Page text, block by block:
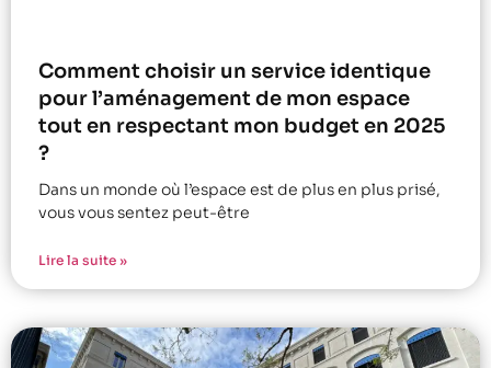
Comment choisir un service identique
pour l’aménagement de mon espace
tout en respectant mon budget en 2025
?
Dans un monde où l’espace est de plus en plus prisé,
vous vous sentez peut-être
Lire la suite »